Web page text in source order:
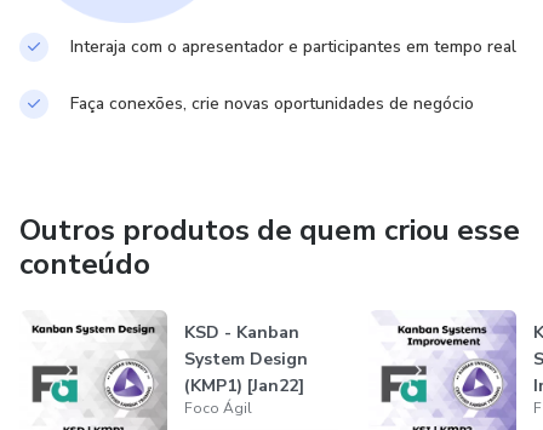
Interaja com o apresentador e participantes em tempo real
Faça conexões, crie novas oportunidades de negócio
Outros produtos de quem criou esse
conteúdo
KSD - Kanban
System Design
(KMP1) [Jan22]
Foco Ágil